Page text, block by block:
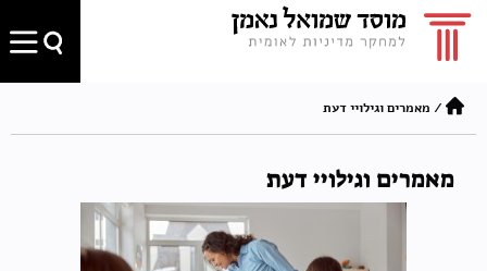
/ מאמרים וגילויי דעת
מאמרים וגילויי דעת